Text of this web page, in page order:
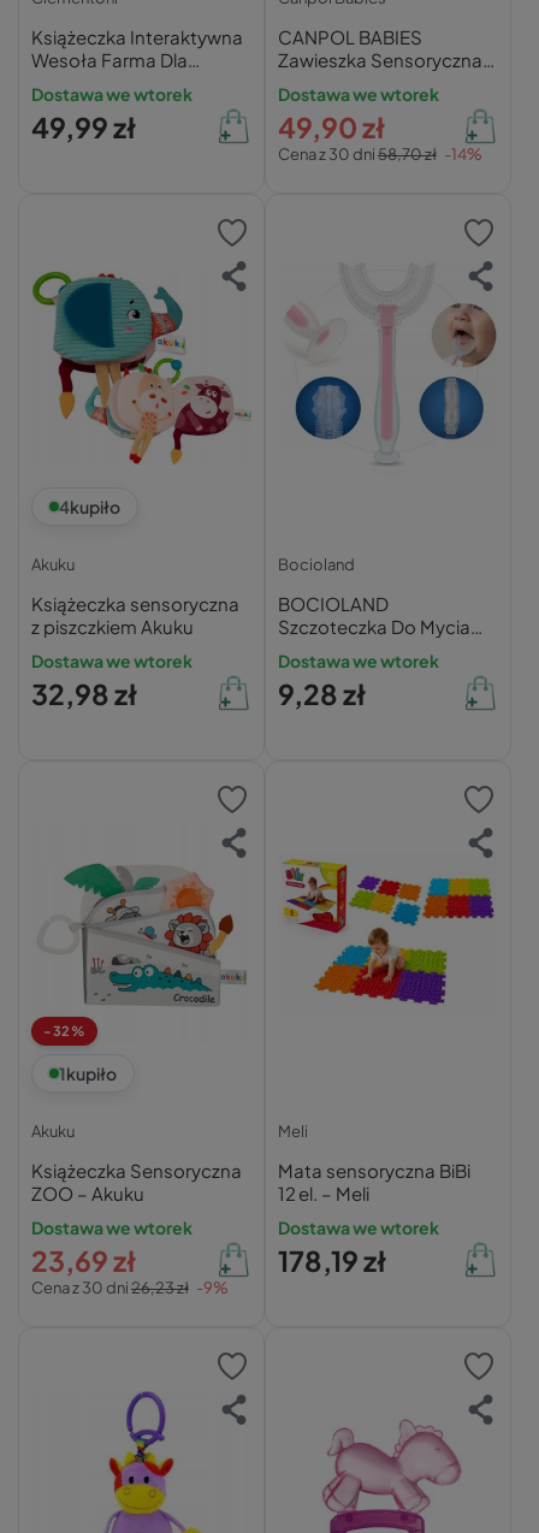
Książeczka Interaktywna
Wesoła Farma Dla
Maluchów 0+
Clementoni
Dostawa we wtorek
49,99 zł
CANPOL BABIES
Zawieszka Sensoryczna
Do Wózka Fotelika
Kontrastowa BabiesBoo
Dostawa we wtorek
Cena z 30 dni58,70 zł -14%
49,90 zł
4kupiło
Akuku
Książeczka sensoryczna
z piszczkiem Akuku
Dostawa we wtorek
32,98 zł
Bocioland
BOCIOLAND
Szczoteczka Do Mycia
Zębów Dla Dzieci
Silikonowa w Kształcie U
Dostawa we wtorek
9,28 zł
-32%
1kupiło
Akuku
Książeczka Sensoryczna
ZOO – Akuku
Dostawa we wtorek
Cena z 30 dni26,23 zł -9%
23,69 zł
Meli
Mata sensoryczna BiBi
12 el. – Meli
Dostawa we wtorek
178,19 zł